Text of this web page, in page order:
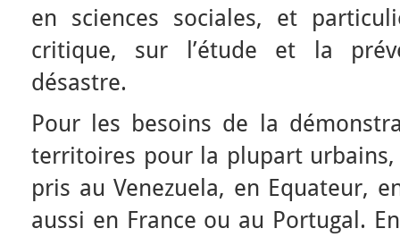
en sciences sociales, et
critique, sur l’étude et la
désastre.
Pour les besoins de la
territoires pour la plupart urbains,
pris au Venezuela, en Equateur,
aussi en France ou au Portugal.